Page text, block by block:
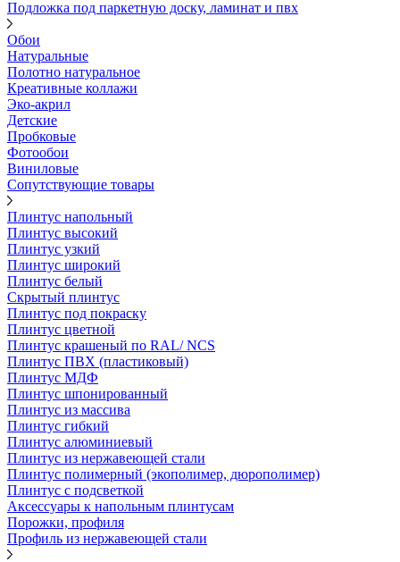
Подложка под паркетную доску, ламинат и пвх
Обои
Натуральные
Полотно натуральное
Креативные коллажи
Эко-акрил
Детские
Пробковые
Фотообои
Виниловые
Сопутствующие товары
Плинтус напольный
Плинтус высокий
Плинтус узкий
Плинтус широкий
Плинтус белый
Скрытый плинтус
Плинтус под покраску
Плинтус цветной
Плинтус крашеный по RAL/ NCS
Плинтус ПВХ (пластиковый)
Плинтус МДФ
Плинтус шпонированный
Плинтус из массива
Плинтус гибкий
Плинтус алюминиевый
Плинтус из нержавеющей стали
Плинтус полимерный (экополимер, дюрополимер)
Плинтус с подсветкой
Аксессуары к напольным плинтусам
Порожки, профиля
Профиль из нержавеющей стали